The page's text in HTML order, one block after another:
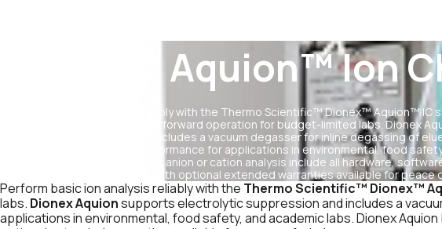
Dionex™ Aquion™ Ion
Perform basic ion analysis reliably with the Thermo Scientific™ Dionex™ Aquion™ IC
compact platform with straightforward operation for budget-limited labs. Dionex
electrolytic suppression and includes a vacuum degasser for inline degassing of
startup times and reliable performance for applications in environmental, food
labs. Dionex Aquion bundles for anion or cation analysis include all hardware,
consumables to get started, with optional extended warranties available for peace
Perform basic ion analysis reliably with the Thermo Scientific™ Dionex™
labs. Dionex Aquionsupports electrolytic suppression and includes a
applications in environmental, food safety, and academic labs. Dionex